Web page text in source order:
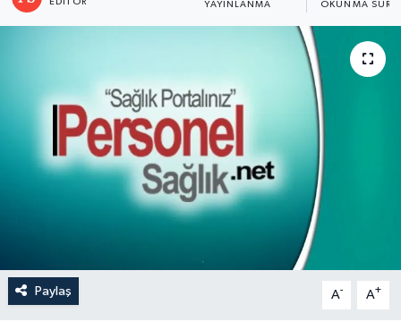
EDITÖR YAYINLANMA OKUNMA
Paylaş A- A+